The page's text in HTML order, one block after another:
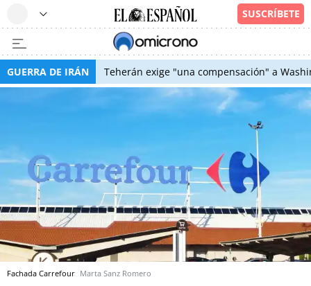
GUERRA DE IRÁN Teherán exige "una compensación" a
Fachada Carrefour Marta Sanz Romero